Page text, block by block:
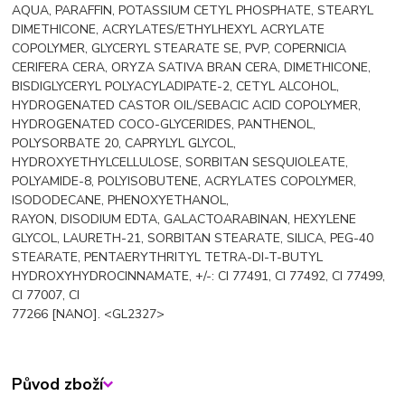
AQUA, PARAFFIN, POTASSIUM CETYL PHOSPHATE, STEARYL
DIMETHICONE, ACRYLATES/ETHYLHEXYL ACRYLATE
COPOLYMER, GLYCERYL STEARATE SE, PVP, COPERNICIA
CERIFERA CERA, ORYZA SATIVA BRAN CERA, DIMETHICONE,
BISDIGLYCERYL POLYACYLADIPATE-2, CETYL ALCOHOL,
HYDROGENATED CASTOR OIL/SEBACIC ACID COPOLYMER,
HYDROGENATED COCO-GLYCERIDES, PANTHENOL,
POLYSORBATE 20, CAPRYLYL GLYCOL,
HYDROXYETHYLCELLULOSE, SORBITAN SESQUIOLEATE,
POLYAMIDE-8, POLYISOBUTENE, ACRYLATES COPOLYMER,
ISODODECANE, PHENOXYETHANOL,
RAYON, DISODIUM EDTA, GALACTOARABINAN, HEXYLENE
GLYCOL, LAURETH-21, SORBITAN STEARATE, SILICA, PEG-40
STEARATE, PENTAERYTHRITYL TETRA-DI-T-BUTYL
HYDROXYHYDROCINNAMATE, +/-: CI 77491, CI 77492, CI 77499,
CI 77007, CI
77266 [NANO]. <GL2327>
Původ zboží